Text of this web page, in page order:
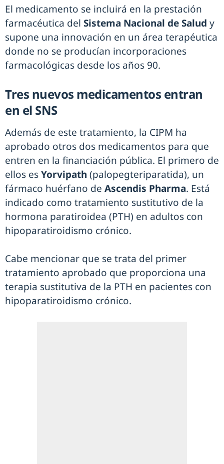
El medicamento se incluirá en la prestación
farmacéutica del Sistema Nacional de Salud y
supone una innovación en un área terapéutica
donde no se producían incorporaciones
farmacológicas desde los años 90.
Tres nuevos medicamentos entran
en el SNS
Además de este tratamiento, la CIPM ha
aprobado otros dos medicamentos para que
entren en la financiación pública. El primero de
ellos esYorvipath (palopegteriparatida), un
fármaco huérfano de Ascendis Pharma. Está
indicado como tratamiento sustitutivo de la
hormona paratiroidea (PTH) en adultos con
hipoparatiroidismo crónico.
Cabe mencionar que se trata del primer
tratamiento aprobado que proporciona una
terapia sustitutiva de la PTH en pacientes con
hipoparatiroidismo crónico.